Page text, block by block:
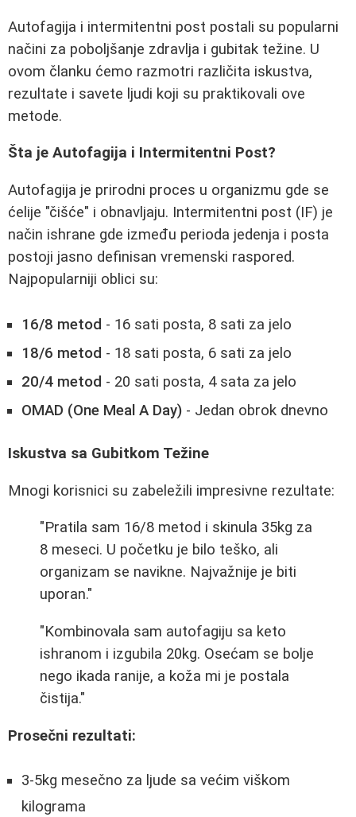
Autofagija i intermitentni post postali su popularni
načini za poboljšanje zdravlja i gubitak težine. U
ovom članku ćemo razmotri različita iskustva,
rezultate i savete ljudi koji su praktikovali ove
metode.
Šta je Autofagija i Intermitentni Post?
Autofagija je prirodni proces u organizmu gde se
ćelije "čišće" i obnavljaju. Intermitentni post (IF) je
način ishrane gde između perioda jedenja i posta
postoji jasno definisan vremenski raspored.
Najpopularniji oblici su:
16/8 metod - 16 sati posta, 8 sati za jelo
18/6 metod - 18 sati posta, 6 sati za jelo
20/4 metod - 20 sati posta, 4 sata za jelo
OMAD (One Meal A Day) - Jedan obrok dnevno
Iskustva sa Gubitkom Težine
Mnogi korisnici su zabeležili impresivne rezultate:
"Pratila sam 16/8 metod i skinula 35kg za
8 meseci. U početku je bilo teško, ali
organizam se navikne. Najvažnije je biti
uporan."
"Kombinovala sam autofagiju sa keto
ishranom i izgubila 20kg. Osećam se bolje
nego ikada ranije, a koža mi je postala
čistija."
Prosečni rezultati:
3-5kg mesečno za ljude sa većim viškom
kilograma